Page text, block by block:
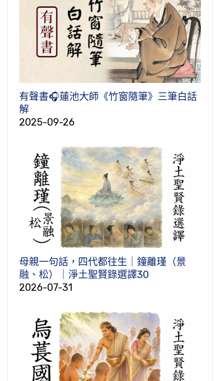
有聲書🎧蓮池大師《竹窗隨筆》三筆白話
解
2025-09-26
母親一句話，四代都往生｜鐘離瑾（景
融、松）｜淨土聖賢錄選譯30
2026-07-31